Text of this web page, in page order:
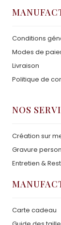
Conditions
Modes de
Livraison
Politique de
NOS
Création sur
Gravure
Entretien &
Carte cadeau